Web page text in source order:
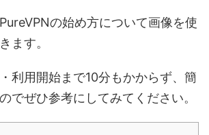
の始め方について画像を使
ます。
利用開始まで10分もかからず、簡
でぜひ参考にしてみてください。